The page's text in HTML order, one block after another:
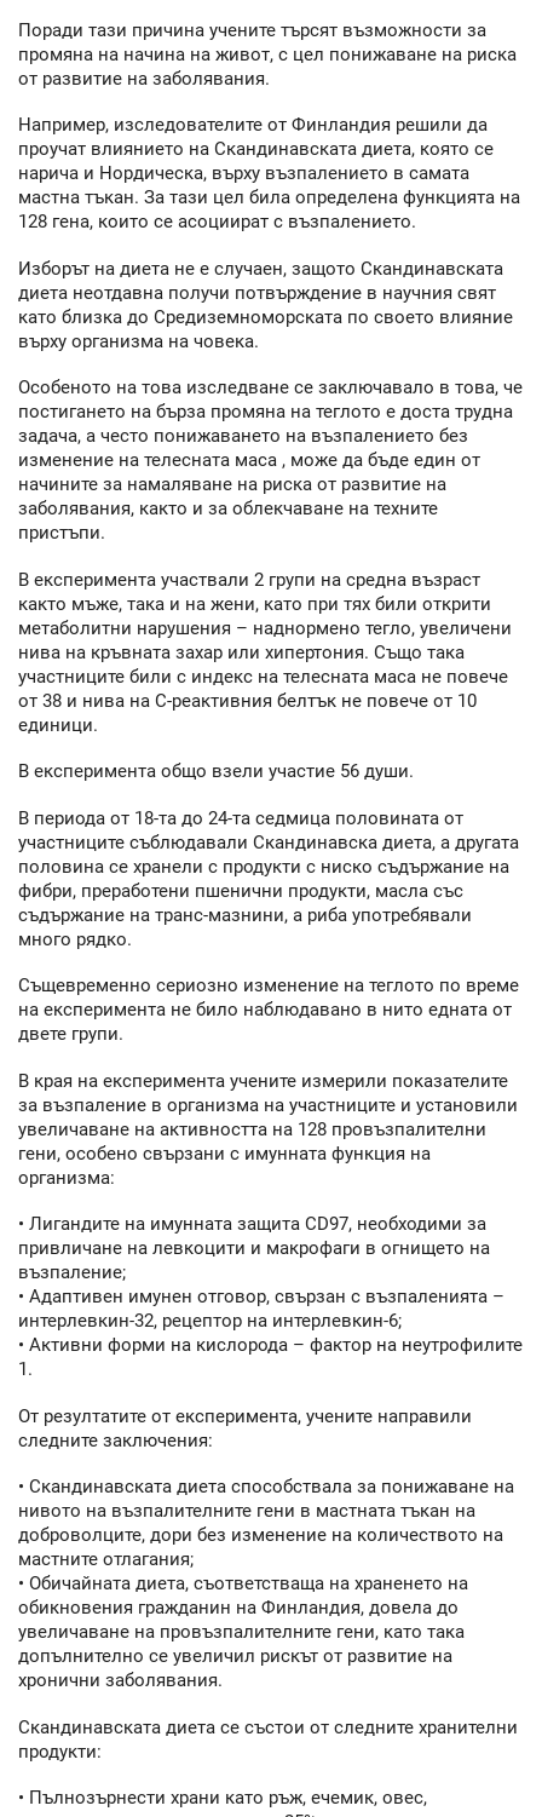
Поради тази причина учените търсят възможности за
промяна на начина на живот, с цел понижаване на риска
от развитие на заболявания.
Например, изследователите от Финландия решили да
проучат влиянието на Скандинавската диета, която се
нарича и Нордическа, върху възпалението в самата
мастна тъкан. За тази цел била определена функцията на
128 гена, които се асоциират с възпалението.
Изборът на диета не е случаен, защото Скандинавската
диета неотдавна получи потвърждение в научния свят
като близка до Средиземноморската по своето влияние
върху организма на човека.
Особеното на това изследване се заключавало в това, че
постигането на бърза промяна на теглото е доста трудна
задача, а често понижаването на възпалението без
изменение на телесната маса , може да бъде един от
начините за намаляване на риска от развитие на
заболявания, както и за облекчаване на техните
пристъпи.
В експеримента участвали 2 групи на средна възраст
както мъже, така и на жени, като при тях били открити
метаболитни нарушения – наднормено тегло, увеличени
нива на кръвната захар или хипертония. Също така
участниците били с индекс на телесната маса не повече
от 38 и нива на С-реактивния белтък не повече от 10
единици.
В експеримента общо взели участие 56 души.
В периода от 18-та до 24-та седмица половината от
участниците съблюдавали Скандинавска диета, а другата
половина се хранели с продукти с ниско съдържание на
фибри, преработени пшенични продукти, масла със
съдържание на транс-мазнини, а риба употребявали
много рядко.
Същевременно сериозно изменение на теглото по време
на експеримента не било наблюдавано в нито едната от
двете групи.
В края на експеримента учените измерили показателите
за възпаление в организма на участниците и установили
увеличаване на активността на 128 провъзпалителни
гени, особено свързани с имунната функция на
организма:
• Лигандите на имунната защита CD97, необходими за
привличане на левкоцити и макрофаги в огнището на
възпаление;
• Адаптивен имунен отговор, свързан с възпаленията –
интерлевкин-32, рецептор на интерлевкин-6;
• Активни форми на кислорода – фактор на неутрофилите
1.
От резултатите от експеримента, учените направили
следните заключения:
• Скандинавската диета способствала за понижаване на
нивото на възпалителните гени в мастната тъкан на
доброволците, дори без изменение на количеството на
мастните отлагания;
• Обичайната диета, съответстваща на храненето на
обикновения гражданин на Финландия, довела до
увеличаване на провъзпалителните гени, като така
допълнително се увеличил рискът от развитие на
хронични заболявания.
Скандинавската диета се състои от следните хранителни
продукти:
• Пълнозърнести храни като ръж, ечемик, овес,